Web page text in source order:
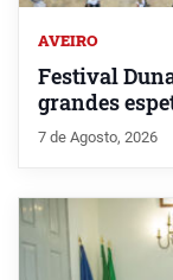
AVEIRO
Festival
grandes
7 de Agosto, 2026